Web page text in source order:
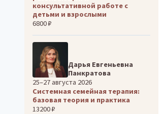
консультативной работе с
детьми и взрослыми
6800 ₽
Дарья Евгеньевна
Панкратова
25–27 августа 2026
Системная семейная терапия:
базовая теория и практика
13200 ₽